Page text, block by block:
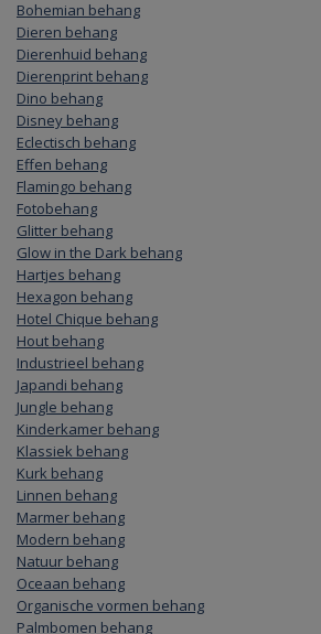
Bohemian behang
Dieren behang
Dierenhuid behang
Dierenprint behang
Dino behang
Disney behang
Eclectisch behang
Effen behang
Flamingo behang
Fotobehang
Glitter behang
Glow in the Dark behang
Hartjes behang
Hexagon behang
Hotel Chique behang
Hout behang
Industrieel behang
Japandi behang
Jungle behang
Kinderkamer behang
Klassiek behang
Kurk behang
Linnen behang
Marmer behang
Modern behang
Natuur behang
Oceaan behang
Organische vormen behang
Palmbomen behang